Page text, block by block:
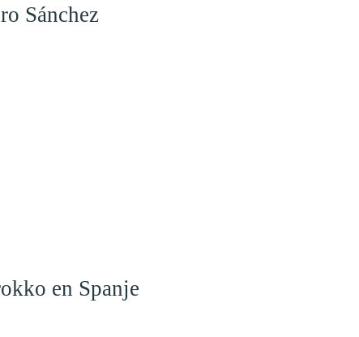
Sánchez
en Spanje